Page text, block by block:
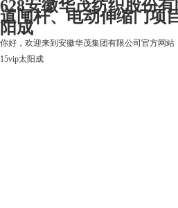
628安徽华茂纺织股份
道闸杆、电动伸缩门项
阳成
你好，欢迎来到安徽华茂集团有限公司官方网站
15vip太阳成